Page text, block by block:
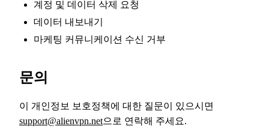
계정 및 데이터 삭제 요청
데이터 내보내기
마케팅 커뮤니케이션 수신 거부
문의
이 개인정보 보호정책에 대한 질문이 있으시면
support@alienvpn.net으로 연락해 주세요.